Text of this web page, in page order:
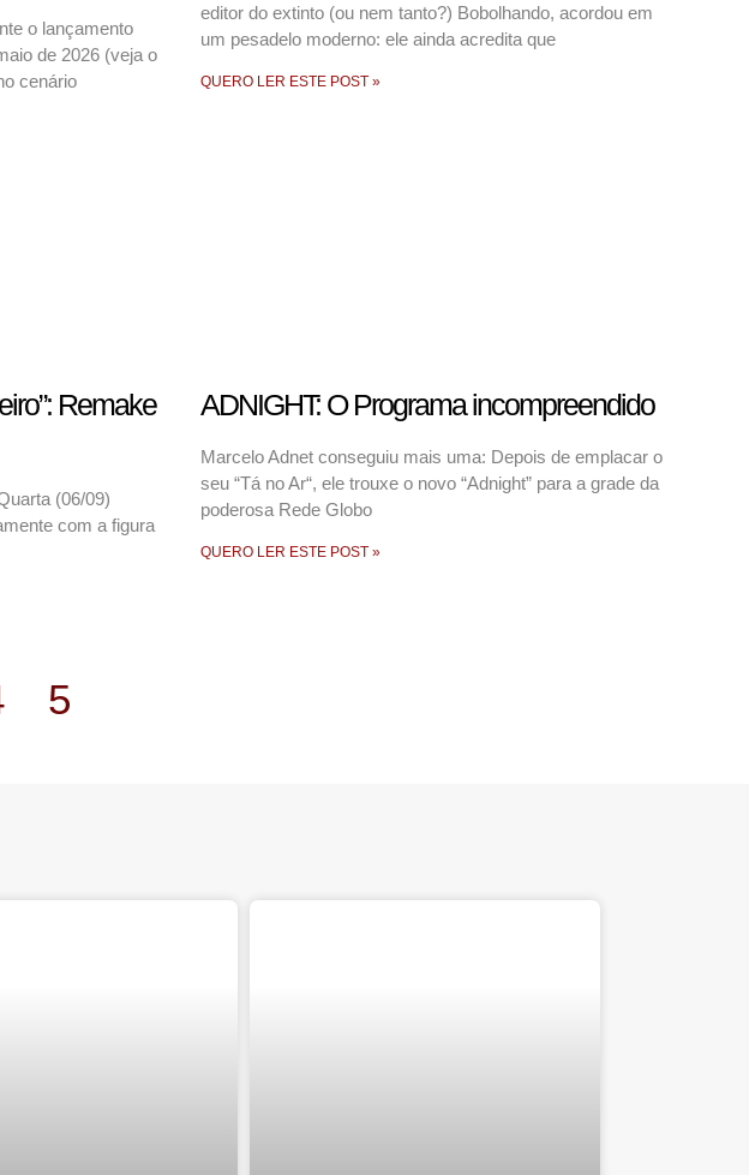
o lançamento
de 2026 (veja o
cenário
editor do extinto (ou nem tanto?) Bobolhando, acordou em
um pesadelo moderno: ele ainda acredita que
QUERO LER ESTE POST »
Remake
(06/09)
com a figura
ADNIGHT: O Programa incompreendido
Marcelo Adnet conseguiu mais uma: Depois de emplacar o
seu “Tá no Ar“, ele trouxe o novo “Adnight” para a grade da
poderosa Rede Globo
QUERO LER ESTE POST »
5